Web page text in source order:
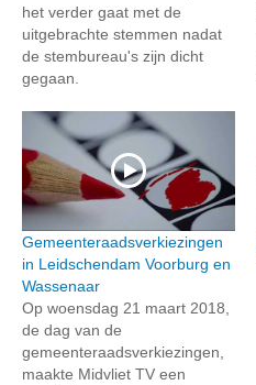
het verder gaat met de
uitgebrachte stemmen nadat
de stembureau's zijn dicht
gegaan.
Gemeenteraadsverkiezingen
in Leidschendam Voorburg en
Wassenaar
Op woensdag 21 maart 2018,
de dag van de
gemeenteraadsverkiezingen,
maakte Midvliet TV een